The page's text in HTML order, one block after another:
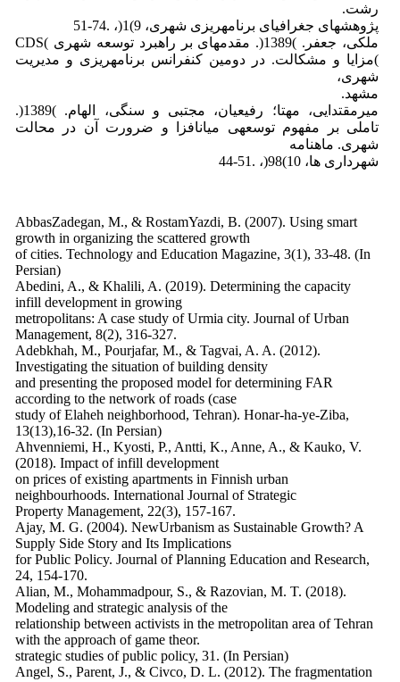
رشت.
پژوهشهای جغرافیای برنامهریزی شهری، 9)1(، .74-51
ملکی، جعفر. )1389(. مقدمهای بر راهبرد توسعه شهری )CDS
)مزایا و مشکالت. در دومین کنفرانس برنامهریزی و مدیریت
شهری،
مشهد.
میرمقتدایی، مهتا؛ رفیعیان، مجتبی و سنگی، الهام. )1389(.
تاملی بر مفهوم توسعهی میانافزا و ضرورت آن در محالت
شهری. ماهنامه
شهرداری ها، 10)98(، .51-44
AbbasZadegan, M., & RostamYazdi, B. (2007). Using smart
growth in organizing the scattered growth
of cities. Technology and Education Magazine, 3(1), 33-48. (In
Persian)
Abedini, A., & Khalili, A. (2019). Determining the capacity
infill development in growing
metropolitans: A case study of Urmia city. Journal of Urban
Management, 8(2), 316-327.
Adebkhah, M., Pourjafar, M., & Tagvai, A. A. (2012).
Investigating the situation of building density
and presenting the proposed model for determining FAR
according to the network of roads (case
study of Elaheh neighborhood, Tehran). Honar-ha-ye-Ziba,
13(13),16-32. (In Persian)
Ahvenniemi, H., Kyosti, P., Antti, K., Anne, A., & Kauko, V.
(2018). Impact of infill development
on prices of existing apartments in Finnish urban
neighbourhoods. International Journal of Strategic
Property Management, 22(3), 157-167.
Ajay, M. G. (2004). NewUrbanism as Sustainable Growth? A
Supply Side Story and Its Implications
for Public Policy. Journal of Planning Education and Research,
24, 154-170.
Alian, M., Mohammadpour, S., & Razovian, M. T. (2018).
Modeling and strategic analysis of the
relationship between activists in the metropolitan area of Tehran
with the approach of game theor.
strategic studies of public policy, 31. (In Persian)
Angel, S., Parent, J., & Civco, D. L. (2012). The fragmentation